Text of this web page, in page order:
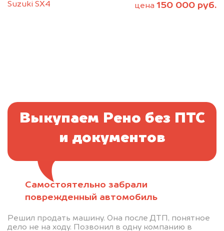
Suzuki SX4
цена 150 000 руб.
Самостоятельно забрали
поврежденный автомобиль
Решил продать машину. Она после ДТП, понятное
дело не на ходу. Позвонил в одну компанию в
Выкупаем Рено без ПТС
и документов
Отправьте фотографии автомобиля — через
1. Сфотографируйте машину: